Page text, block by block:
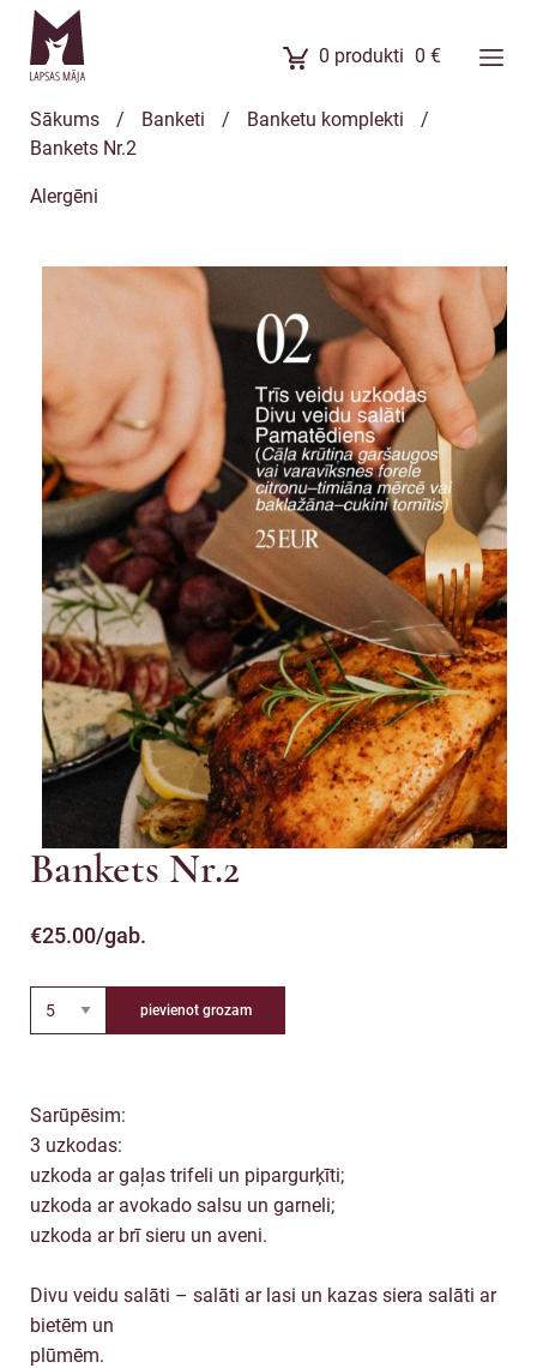
0 produkti 0 €
Ēdienkarte
Meistarklases
Par mums
Sākums / Banketi / Banketu komplekti
/
Bankets Nr.2
Alergēni
Bankets Nr.2
€25.00/gab.
pievienot grozam
Sarūpēsim:
3 uzkodas:
uzkoda ar gaļas trifeli un pipargurķīti;
uzkoda ar avokado salsu un garneli;
uzkoda ar brī sieru un aveni.
Divu veidu salāti – salāti ar lasi un kazas siera salāti ar
bietēm un
plūmēm.